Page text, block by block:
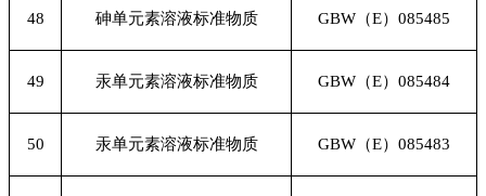
48 砷单元素溶液标准物质 GBW （E）085485
49 汞单元素溶液标准物质 GBW （E）085484
50 汞单元素溶液标准物质 GBW （E）085483